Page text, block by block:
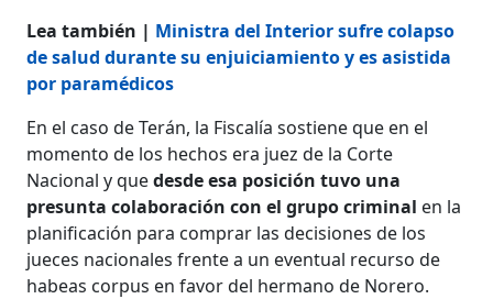
Lea también | Ministra del Interior sufre colapso
de salud durante su enjuiciamiento y es asistida
por paramédicos
En el caso de Terán, la Fiscalía sostiene que en el
momento de los hechos era juez de la Corte
Nacional y quedesde esa posición tuvo una
presunta colaboración con el grupo criminal en la
planificación para comprar las decisiones de los
jueces nacionales frente a un eventual recurso de
habeas corpus en favor del hermano de Norero.